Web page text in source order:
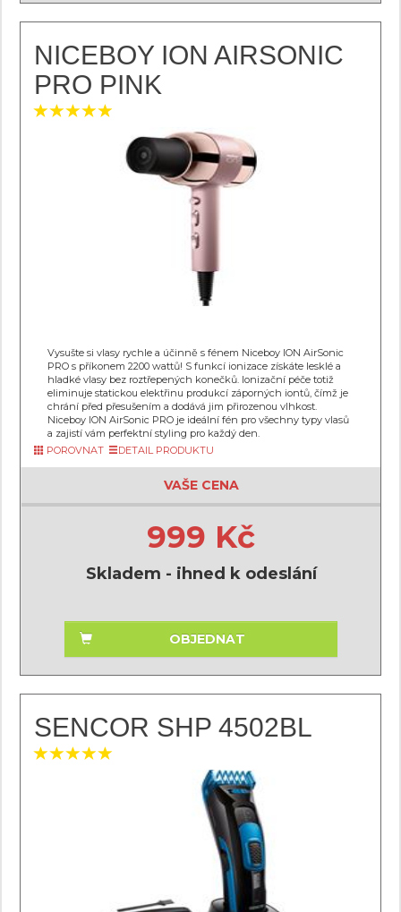
NICEBOY ION AIRSONIC
PRO PINK
Vysušte si vlasy rychle a účinně s fénem Niceboy ION AirSonic
PRO s příkonem 2200 wattů! S funkcí ionizace získáte lesklé a
hladké vlasy bez roztřepených konečků. Ionizační péče totiž
eliminuje statickou elektřinu produkcí záporných iontů, čímž je
chrání před přesušením a dodává jim přirozenou vlhkost.
Niceboy ION AirSonic PRO je ideální fén pro všechny typy vlasů
a zajistí vám perfektní styling pro každý den.
POROVNAT
DETAIL PRODUKTU
VAŠE CENA
999 Kč
Skladem - ihned k odeslání
OBJEDNAT
SENCOR SHP 4502BL